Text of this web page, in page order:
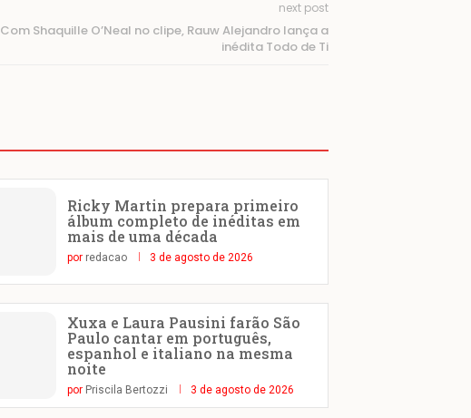
next post
Com Shaquille O’Neal no clipe, Rauw Alejandro lança a
inédita Todo de Ti
Ricky Martin prepara primeiro
álbum completo de inéditas em
mais de uma década
por redacao 3 de agosto de 2026
Xuxa e Laura Pausini farão São
Paulo cantar em português,
espanhol e italiano na mesma
noite
por Priscila Bertozzi 3 de agosto de 2026